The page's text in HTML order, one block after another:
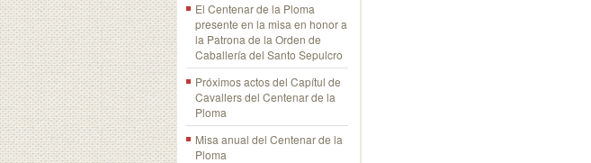
El Centenar de la Ploma
presente en la misa en honor a
la Patrona de la Orden de
Caballería del Santo Sepulcro
Próximos actos del Capítul de
Cavallers del Centenar de la
Ploma
Misa anual del Centenar de la
Ploma